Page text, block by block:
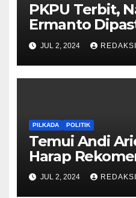
PKPU Terbit,
Ermanto
Kembali di
2024
JUL 2, 2024
PILKADA POLITIK
Temui Andi
Harap
Demokrat
JUL 2, 2024